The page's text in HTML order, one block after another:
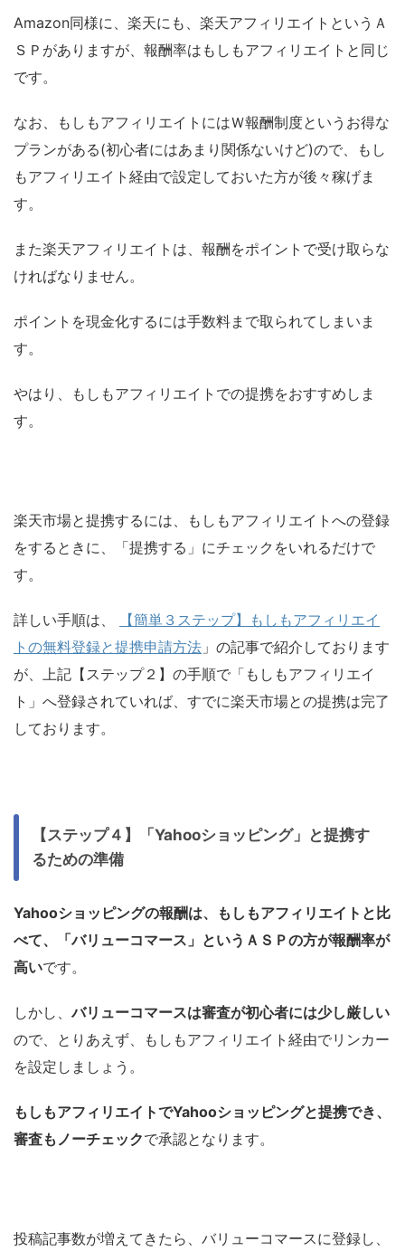
Amazon同様に、楽天にも、楽天アフィリエイトというＡ
ＳＰがありますが、報酬率はもしもアフィリエイトと同じ
です。
なお、もしもアフィリエイトにはＷ報酬制度というお得な
プランがある(初心者にはあまり関係ないけど)ので、もし
もアフィリエイト経由で設定しておいた方が後々稼げま
す。
また楽天アフィリエイトは、報酬をポイントで受け取らな
ければなりません。
ポイントを現金化するには手数料まで取られてしまいま
す。
やはり、もしもアフィリエイトでの提携をおすすめしま
す。
楽天市場と提携するには、もしもアフィリエイトへの登録
をするときに、「提携する」にチェックをいれるだけで
す。
詳しい手順は、
【簡単３ステップ】もしもアフィリエイ
トの無料登録と提携申請方法 」の記事で紹介しております
が、上記【ステップ２】の手順で「もしもアフィリエイ
ト」へ登録されていれば、すでに楽天市場との提携は完了
しております。
【ステップ４】「Yahooショッピング」と提携す
るための準備
Yahooショッピングの報酬は、もしもアフィリエイトと比
べて、「バリューコマース」というＡＳＰの方が報酬率が
高いです。
しかし、バリューコマースは審査が初心者には少し厳しい
ので、とりあえず、もしもアフィリエイト経由でリンカー
を設定しましょう。
もしもアフィリエイトでYahooショッピングと提携でき、
審査もノーチェックで承認となります。
投稿記事数が増えてきたら、バリューコマースに登録し、